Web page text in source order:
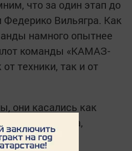
что за один этап до
Федерико Вильягра. Как
намного опытнее
команды «КАМАЗ-
техники, так и от
они касались как
экипажа,